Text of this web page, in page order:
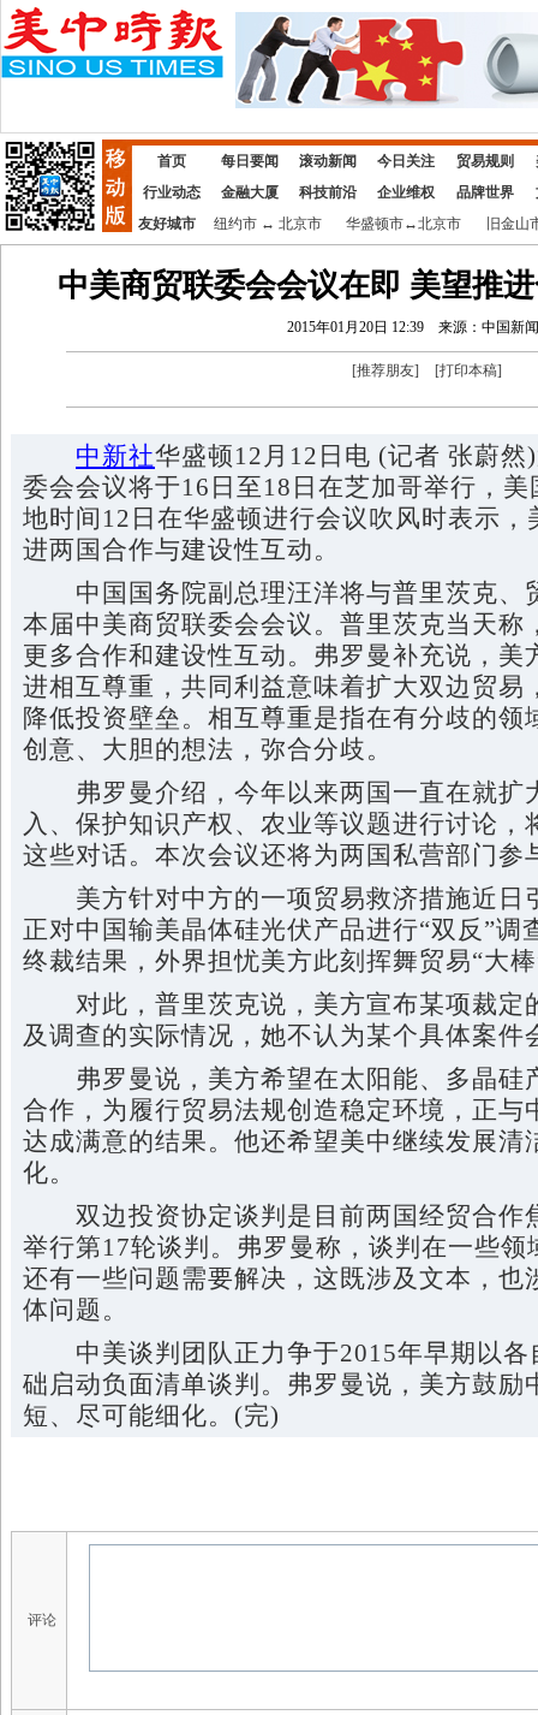
首页 每日要闻 滚动新闻 今日关注 贸易规则
行业动态
金融大厦 科技前沿 企业维权 品牌世界
友好城市
纽约市↔ 北京市 华盛顿市↔北京市 旧金山
中美商贸联委会会议在即 美望推
2015年01月20日 12:39 来源：中国新
[推荐朋友] [打印本稿]
中新社华盛顿12月12日电 (记者 张蔚
委会会议将于16日至18日在芝加哥举行，
地时间12日在华盛顿进行会议吹风时表示
进两国合作与建设性互动。
中国国务院副总理汪洋将与普里茨克、
本届中美商贸联委会会议。普里茨克当天称
更多合作和建设性互动。弗罗曼补充说，美
进相互尊重，共同利益意味着扩大双边贸易
降低投资壁垒。相互尊重是指在有分歧的领
创意、大胆的想法，弥合分歧。
弗罗曼介绍，今年以来两国一直在就扩
入、保护知识产权、农业等议题进行讨论，
这些对话。本次会议还将为两国私营部门参
美方针对中方的一项贸易救济措施近日
正对中国输美晶体硅光伏产品进行“双反”调
终裁结果，外界担忧美方此刻挥舞贸易“大
对此，普里茨克说，美方宣布某项裁定
及调查的实际情况，她不认为某个具体案件
弗罗曼说，美方希望在太阳能、多晶硅
合作，为履行贸易法规创造稳定环境，正与
达成满意的结果。他还希望美中继续发展清
化。
双边投资协定谈判是目前两国经贸合作
举行第17轮谈判。弗罗曼称，谈判在一些领
还有一些问题需要解决，这既涉及文本，也
体问题。
中美谈判团队正力争于2015年早期以各
础启动负面清单谈判。弗罗曼说，美方鼓励
短、尽可能细化。(完)
评论